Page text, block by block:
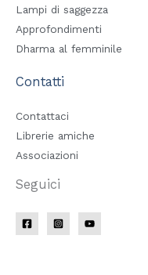
Lampi di saggezza
Approfondimenti
Dharma al femminile
Contatti
Contattaci
Librerie amiche
Associazioni
Seguici